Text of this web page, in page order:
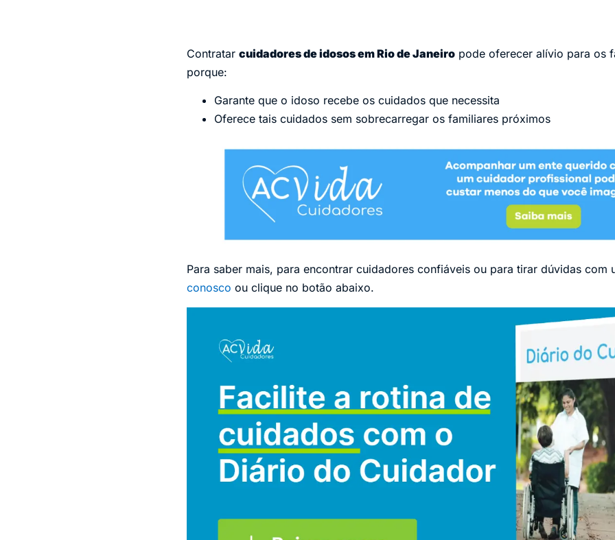
Contratar cuidadores de idosos em Rio de Janeiro pode oferecer alívio para os
porque:
Garante que o idoso recebe os cuidados que necessita
Oferece tais cuidados sem sobrecarregar os familiares próximos
Para saber mais, para encontrar cuidadores confiáveis ou para tirar dúvidas com
conosco ou clique no botão abaixo.